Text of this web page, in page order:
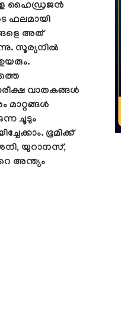
ഹൈഡ്രജന്‍
ഫലമായി
അത്
സൂര്യനിൽ
വാതകങ്ങൾ
മാറ്റങ്ങൾ
ചൂടും
ഭൂമിക്ക്
ശനി, യുറാനസ്,
അന്ത്യം